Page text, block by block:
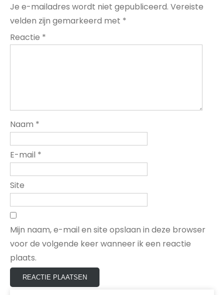
Je e-mailadres wordt niet gepubliceerd. Vereiste
velden zijn gemarkeerd met *
Reactie *
Naam *
E-mail *
Site
Mijn naam, e-mail en site opslaan in deze browser
voor de volgende keer wanneer ik een reactie
plaats.